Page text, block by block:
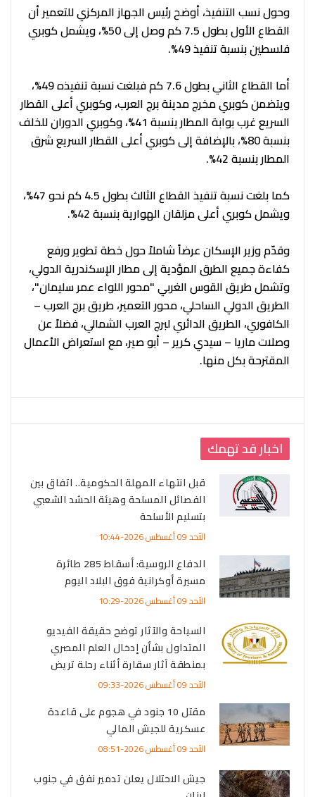
وحول نسب التنفيذ، أوضح رئيس الجهاز المركزي للتعمير أن
القطاع الأول بطول 7.5 كم وصل إلى 50%، ويشمل كوبري
فلسطين بنسبة تنفيذ 49%.
أما القطاع الثاني بطول 7.6 كم فبلغت نسبة تنفيذه 49%،
ويتضمن كوبري مخرج مدينة برج العرب، وكوبري أعلى القطار
السريع غرب بوابة المطار بنسبة 41%، وكوبري الدوران للخلف
بنسبة 80%، بالإضافة إلى كوبري أعلى القطار السريع شرق
المطار بنسبة 42%.
كما بلغت نسبة تنفيذ القطاع الثالث بطول 4.5 كم نحو 47%،
ويشمل كوبري أعلى مزلقان الهوارية بنسبة 42%.
وقدّم وزير الإسكان عرضاً شاملاً حول خطة تطوير ورفع
كفاءة جميع الطرق المؤدية إلى مطار الإسكندرية الدولي،
وتشمل طريق القوس الغربي "محور اللواء عمر سليمان"،
الطريق الدولي الساحلي، محور التعمير، طريق برج العرب –
الكافوري، الطريق الدائري لبرج العرب الشمالي، فضلاً عن
وصلات ماريا – سيدي كرير – أبو صير، مع استعراض الأعمال
المقترحة بكل منها.
اخبار قد تهمك
قبل انتهاء المهلة الحكومية.. اتفاق بين
الفصائل المسلحة وهيئة الحشد الشعبي
بتسليم الأسلحة
الأحد 09 أغسطس 2026-10:44
الدفاع الروسية: أسقاط 285 طائرة
مسيرة أوكرانية فوق البلاد اليوم
الأحد 09 أغسطس 2026-10:29
السياحة والآثار توضح حقيقة الفيديو
المتداول بشأن إدخال العلم المصري
بمنطقة آثار سقارة أثناء رحلة تريض
الأحد 09 أغسطس 2026-09:33
مقتل 10 جنود في هجوم على قاعدة
عسكرية للجيش المالي
الأحد 09 أغسطس 2026-08:51
جيش الاحتلال يعلن تدمير نفق في جنوب